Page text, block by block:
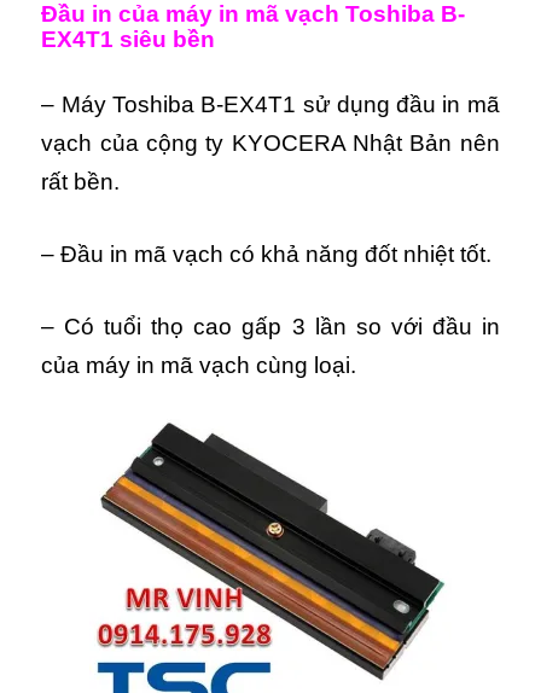
Đầu in của máy in mã vạch Toshiba B-
EX4T1 siêu bền
– Máy Toshiba B-EX4T1 sử dụng đầu in mã
vạch của cộng ty KYOCERA Nhật Bản nên
rất bền.
– Đầu in mã vạch có khả năng đốt nhiệt tốt.
– Có tuổi thọ cao gấp 3 lần so với đầu in
của máy in mã vạch cùng loại.